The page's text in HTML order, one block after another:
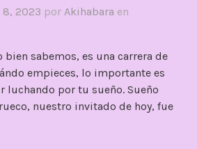
2023 por Akihabara en
sabemos, es una carrera de
empieces, lo importante es
luchando por tu sueño. Sueño
nuestro invitado de hoy, fue